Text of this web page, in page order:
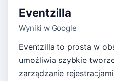
Eventzilla
Wyniki w Google
Eventzilla to prosta w
umożliwia szybkie
zarządzanie